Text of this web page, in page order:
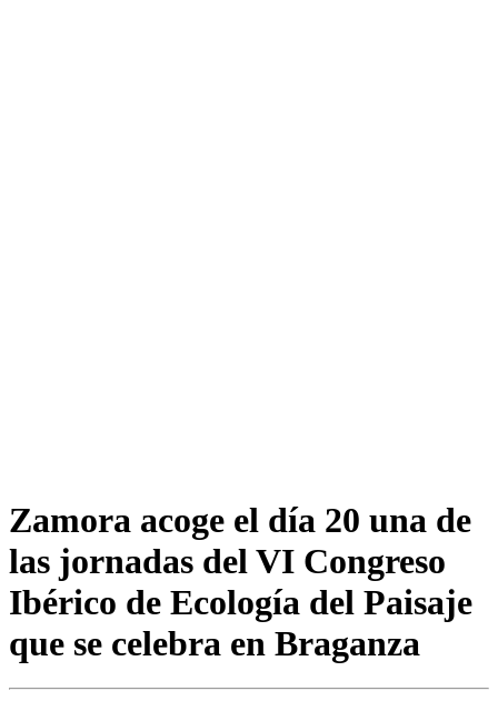
Zamora acoge el día 20 una de
las jornadas del VI Congreso
Ibérico de Ecología del Paisaje
que se celebra en Braganza